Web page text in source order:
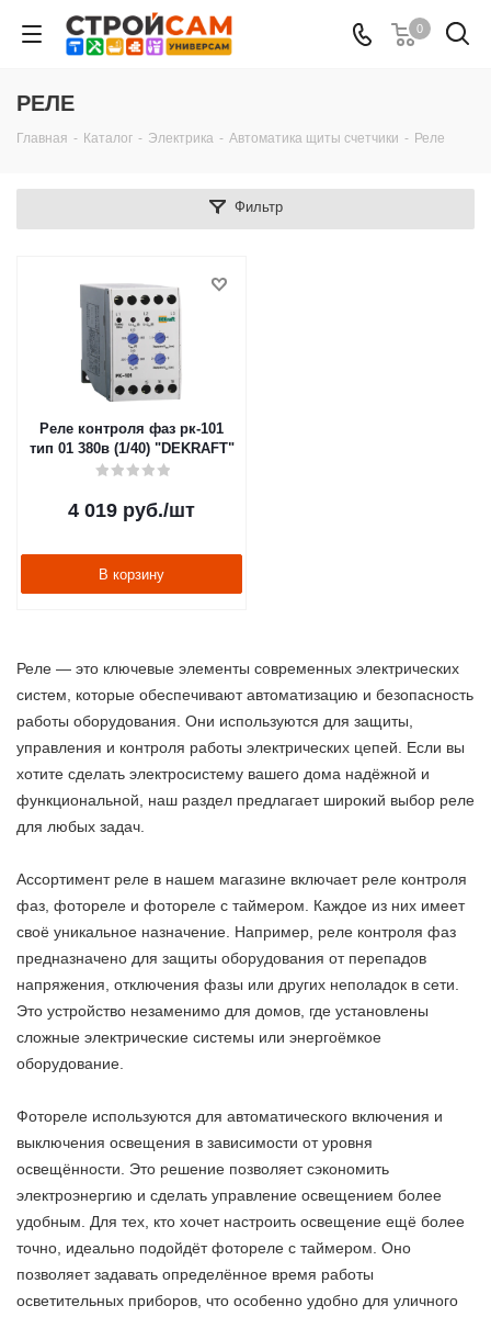
0
РЕЛЕ
Главная - Каталог - Электрика - Автоматика щиты счетчики - Реле
Фильтр
Реле контроля фаз рк-101
тип 01 380в (1/40) "DEKRAFT"
4 019 руб./шт
В корзину
Реле — это ключевые элементы современных электрических
систем, которые обеспечивают автоматизацию и безопасность
работы оборудования. Они используются для защиты,
управления и контроля работы электрических цепей. Если вы
хотите сделать электросистему вашего дома надёжной и
функциональной, наш раздел предлагает широкий выбор реле
для любых задач.
Ассортимент реле в нашем магазине включает реле контроля
фаз, фотореле и фотореле с таймером. Каждое из них имеет
своё уникальное назначение. Например, реле контроля фаз
предназначено для защиты оборудования от перепадов
напряжения, отключения фазы или других неполадок в сети.
Это устройство незаменимо для домов, где установлены
сложные электрические системы или энергоёмкое
оборудование.
Фотореле используются для автоматического включения и
выключения освещения в зависимости от уровня
освещённости. Это решение позволяет сэкономить
электроэнергию и сделать управление освещением более
удобным. Для тех, кто хочет настроить освещение ещё более
точно, идеально подойдёт фотореле с таймером. Оно
позволяет задавать определённое время работы
осветительных приборов, что особенно удобно для уличного